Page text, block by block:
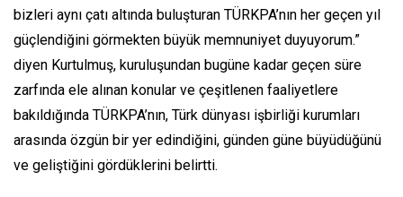
bizleri aynı çatı altında buluşturan TÜRKPA’nın her geçen yıl
güçlendiğini görmekten büyük memnuniyet duyuyorum.”
diyen Kurtulmuş, kuruluşundan bugüne kadar geçen süre
zarfında ele alınan konular ve çeşitlenen faaliyetlere
bakıldığında TÜRKPA’nın, Türk dünyası işbirliği kurumları
arasında özgün bir yer edindiğini, günden güne büyüdüğünü
ve geliştiğini gördüklerini belirtti.